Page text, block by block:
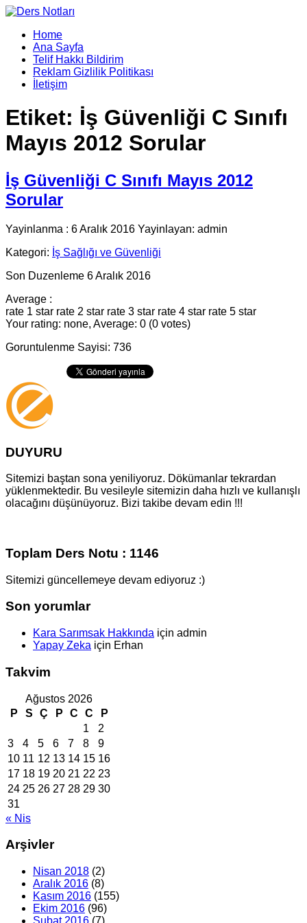
Home
Ana Sayfa
Telif Hakkı Bildirim
Reklam Gizlilik Politikası
İletişim
Etiket: İş Güvenliği C Sınıfı
Mayıs 2012 Sorular
İş Güvenliği C Sınıfı Mayıs 2012
Sorular
Yayinlanma : 6 Aralık 2016 Yayinlayan: admin
Kategori: İş Sağlığı ve Güvenliği
Son Duzenleme 6 Aralık 2016
Average :
rate 1 star rate 2 star rate 3 star rate 4 star rate 5 star
Your rating: none, Average: 0 (0 votes)
Goruntulenme Sayisi: 736
DUYURU
Sitemizi baştan sona yeniliyoruz. Dökümanlar tekrardan
yüklenmektedir. Bu vesileyle sitemizin daha hızlı ve kullanışlı
olacağını düşünüyoruz. Bizi takibe devam edin !!!
Toplam Ders Notu : 1146
Sitemizi güncellemeye devam ediyoruz :)
Son yorumlar
Kara Sarımsak Hakkında için admin
Yapay Zeka için Erhan
Takvim
Ağustos 2026
P
S Ç P C C
P
1
2
3
4 5 6 7 8
9
10 11 12 13 14 15 16
17 18 19 20 21 22 23
24 25 26 27 28 29 30
31
« Nis
Arşivler
Nisan 2018 (2)
Aralık 2016 (8)
Kasım 2016 (155)
Ekim 2016 (96)
Şubat 2016 (7)